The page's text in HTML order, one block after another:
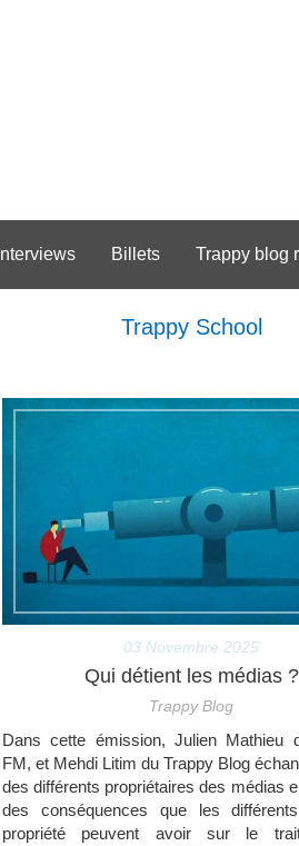
Interviews Billets Trappy blog
Trappy School
03 Novembre 2025
Qui détient les médias ?
Trappy Blog
Dans cette émission, Julien Mathieu
FM, et Mehdi Litim du Trappy Blog
des différents propriétaires des médias
des conséquences que les
propriété peuvent avoir sur le